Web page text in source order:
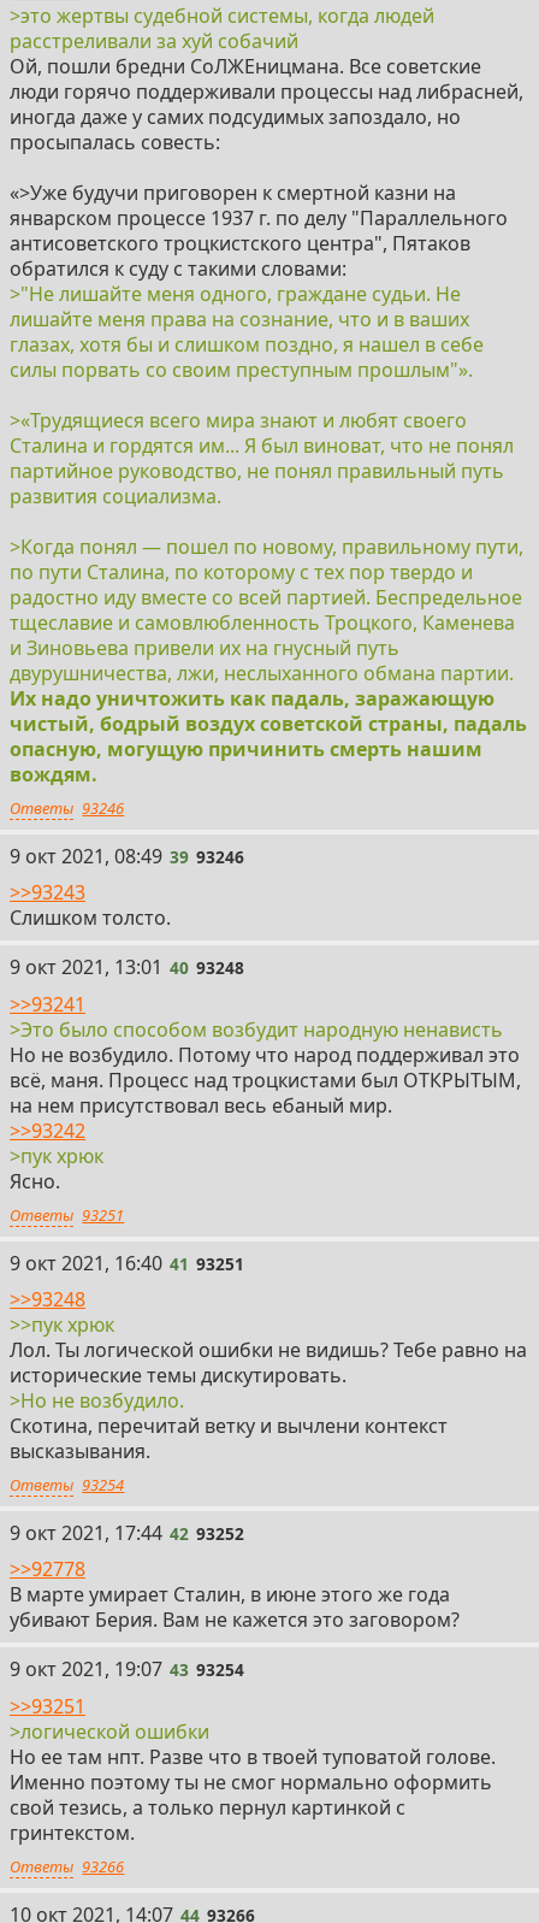
>это жертвы судебной системы, когда людей
расстреливали за хуй собачий
Ой, пошли бредни СоЛЖЕницмана. Все советские
люди горячо поддерживали процессы над либрасней,
иногда даже у самих подсудимых запоздало, но
просыпалась совесть:
«>Уже будучи приговорен к смертной казни на
январском процессе 1937 г. по делу "Параллельного
антисоветского троцкистского центра", Пятаков
обратился к суду с такими словами:
>"Не лишайте меня одного, граждане судьи. Не
лишайте меня права на сознание, что и в ваших
глазах, хотя бы и слишком поздно, я нашел в себе
силы порвать со своим преступным прошлым"».
>«Трудящиеся всего мира знают и любят своего
Сталина и гордятся им... Я был виноват, что не понял
партийное руководство, не понял правильный путь
развития социализма.
>Когда понял — пошел по новому, правильному пути,
по пути Сталина, по которому с тех пор твердо и
радостно иду вместе со всей партией. Беспредельное
тщеславие и самовлюбленность Троцкого, Каменева
и Зиновьева привели их на гнусный путь
двурушничества, лжи, неслыханного обмана партии.
Их надо уничтожить как падаль, заражающую
чистый, бодрый воздух советской страны, падаль
опасную, могущую причинить смерть нашим
вождям.
Ответы 93246
39
9 окт 2021, 08:49 39 93246
>>93243
Слишком толсто.
40
9 окт 2021, 13:01 40 93248
>>93241
>Это было способом возбудит народную ненависть
Но не возбудило. Потому что народ поддерживал это
всё, маня. Процесс над троцкистами был ОТКРЫТЫМ,
на нем присутствовал весь ебаный мир.
>>93242
>пук хрюк
Ясно.
Ответы 93251
41
9 окт 2021, 16:40 41 93251
>>93248
>>пук хрюк
Лол. Ты логической ошибки не видишь? Тебе равно на
исторические темы дискутировать.
>Но не возбудило.
Скотина, перечитай ветку и вычлени контекст
высказывания.
Ответы 93254
42
9 окт 2021, 17:44 42 93252
>>92778
В марте умирает Сталин, в июне этого же года
убивают Берия. Вам не кажется это заговором?
43
9 окт 2021, 19:07 43 93254
>>93251
>логической ошибки
Но ее там нпт. Разве что в твоей туповатой голове.
Именно поэтому ты не смог нормально оформить
свой тезись, а только пернул картинкой с
гринтекстом.
Ответы 93266
44
10 окт 2021, 14:07 44 93266